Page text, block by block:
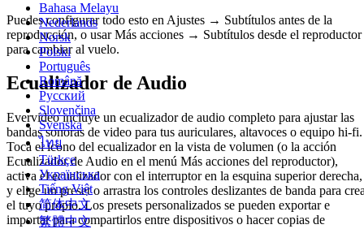
Bahasa Melayu
Nederlands
Norsk
Polski
Português
Română
Русский
Slovenčina
Svenska
ไทย
Türkçe
Українська
Tiếng Việt
简体中文
繁體中文
Puedes configurar todo esto en Ajustes → Subtítulos antes de la
reproducción, o usar Más acciones → Subtítulos desde el reproductor
para cambiar al vuelo.
Ecualizador de Audio
Evervideo incluye un ecualizador de audio completo para ajustar las
bandas sonoras de video para tus auriculares, altavoces o equipo hi-fi.
Toca el icono del ecualizador en la vista de volumen (o la acción
Ecualizador de Audio en el menú Más acciones del reproductor),
activa el ecualizador con el interruptor en la esquina superior derecha,
y elige un preset o arrastra los controles deslizantes de banda para
el tuyo propio. Los presets personalizados se pueden exportar e
importar para compartirlos entre dispositivos o hacer copias de